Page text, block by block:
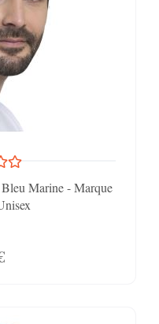
Marine - Marque